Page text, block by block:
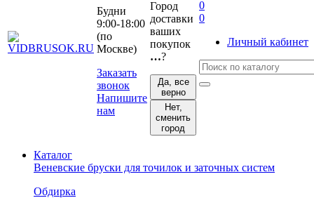
Будни
9:00-18:00
(по
Москве)
Заказать
звонок
Напишите
нам
Город
доставки
ваших
покупок
…?
Да, все
верно
Нет,
сменить
город
0
0
Личный кабинет
Каталог
Веневские бруски для точилок и заточных систем
Обдирка